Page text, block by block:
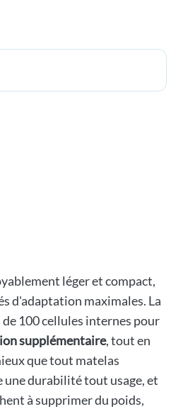
léger et compact,
d'adaptation maximales. La
100 cellules internes pour
supplémentaire, tout en
que tout matelas
une durabilité tout usage, et
à supprimer du poids,